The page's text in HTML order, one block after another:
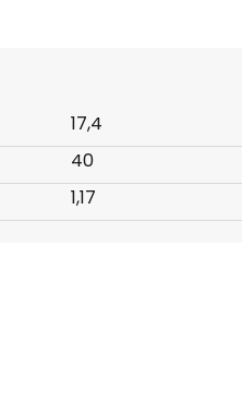
17,4
40
1,17